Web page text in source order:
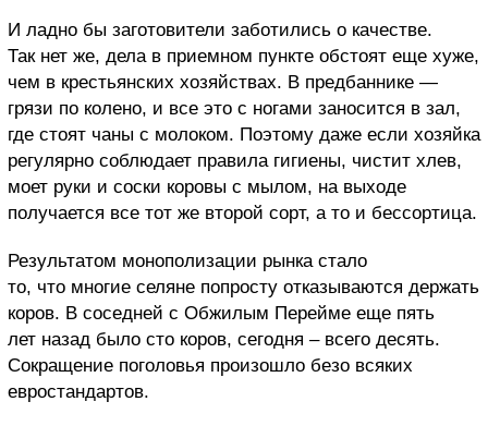
И ладно бы заготовители заботились о качестве.
Так нет же, дела в приемном пункте обстоят еще хуже,
чем в крестьянских хозяйствах. В предбаннике —
грязи по колено, и все это с ногами заносится в зал,
где стоят чаны с молоком. Поэтому даже если хозяйка
регулярно соблюдает правила гигиены, чистит хлев,
моет руки и соски коровы с мылом, на выходе
получается все тот же второй сорт, а то и бессортица.
Результатом монополизации рынка стало
то, что многие селяне попросту отказываются держать
коров. В соседней с Обжилым Перейме еще пять
лет назад было сто коров, сегодня – всего десять.
Сокращение поголовья произошло безо всяких
евростандартов.